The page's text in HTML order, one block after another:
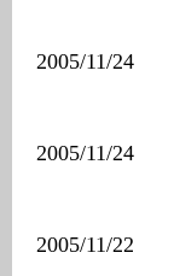
2005/11/24
2005/11/24
2005/11/22